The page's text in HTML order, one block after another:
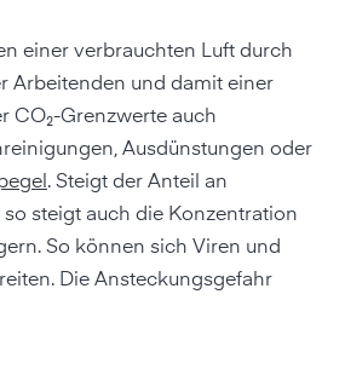
einer verbrauchten Luft durch
Arbeitenden und damit einer
CO₂-Grenzwerte auch
Ausdünstungen oder
. Steigt der Anteil an
so steigt auch die Konzentration
So können sich Viren und
Die Ansteckungsgefahr